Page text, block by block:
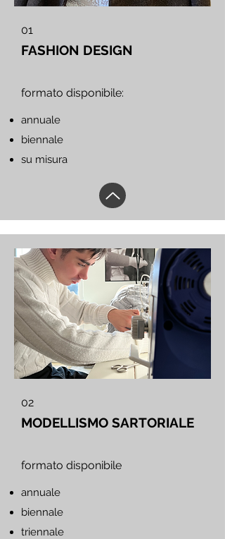
01
FASHION DESIGN
formato disponibile:
annuale
biennale
su misura
02
MODELLISMO SARTORIALE
formato disponibile
annuale
biennale
triennale